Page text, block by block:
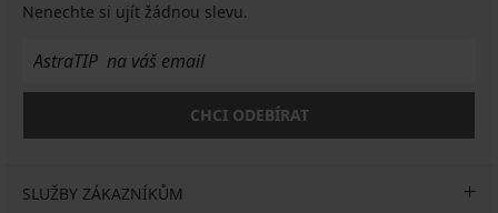
Nenechte si ujít žádnou slevu.
CHCI ODEBÍRAT
SLUŽBY ZÁKAZNÍKŮM